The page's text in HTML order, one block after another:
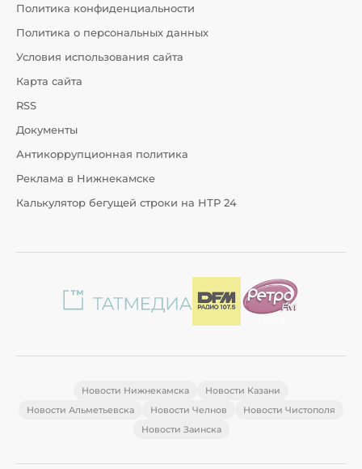
Политика конфиденциальности
Политика о персональных данных
Условия использования сайта
Карта сайта
RSS
Документы
Антикоррупционная политика
Реклама в Нижнекамске
Калькулятор бегущей строки на НТР 24
Новости Нижнекамска
Новости Казани
Новости Альметьевска
Новости Челнов
Новости Чистополя
Новости Заинска